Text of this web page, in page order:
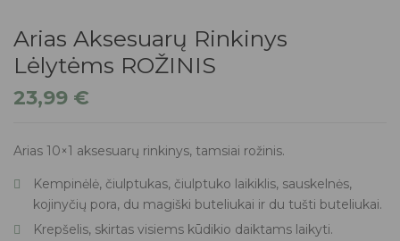
Arias Aksesuarų Rinkinys
Lėlytėms ROŽINIS
23,99 €
Arias 10×1 aksesuarų rinkinys, tamsiai rožinis.
Kempinėlė, čiulptukas, čiulptuko laikiklis, sauskelnės,
kojinyčių pora, du magiški buteliukai ir du tušti buteliukai.
Krepšelis, skirtas visiems kūdikio daiktams laikyti.